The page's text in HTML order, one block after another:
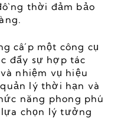
thời đảm bảo
cấp một công cụ
đẩy sự hợp tác
nhiệm vụ hiệu
lý thời hạn và
năng phong phú
chọn lý tưởng